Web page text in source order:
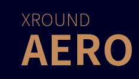
XROUND
AERO